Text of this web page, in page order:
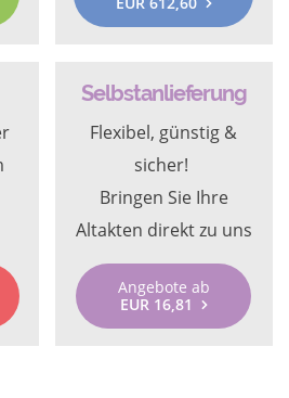
Selbstanlieferung
Flexibel, günstig &
sicher!
Bringen Sie Ihre
Altakten direkt zu uns
Angebote ab
EUR 16,81